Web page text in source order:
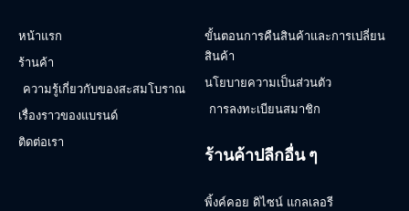
หน้าแรก
ร้านค้า
ความรู้เกี่ยวกับของสะสมโบราณ
เรื่องราวของแบรนด์
ติดต่อเรา
ขั้นตอนการคืนสินค้าและการเปลี่ยน
สินค้า
นโยบายความเป็นส่วนตัว
การลงทะเบียนสมาชิก
ร้านค้าปลีกอื่น ๆ
พิ้งค์คอย ดิไซน์ แกลเลอรี